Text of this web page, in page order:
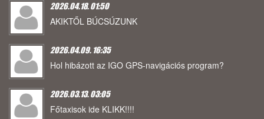
2026.04.18. 01:50
AKIKTŐL BÚCSÚZUNK
2026.04.09. 16:35
Hol hibázott az IGO GPS-navigációs program?
2026.03.13. 03:05
Főtaxisok ide KLIKK!!!!